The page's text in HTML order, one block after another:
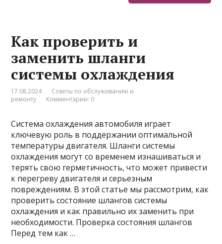
Как проверить и
заменить шланги
системы охлаждения
17.08.2024
Советы по обслуживанию и
ремонту
Комментарии: 0
Система охлаждения автомобиля играет
ключевую роль в поддержании оптимальной
температуры двигателя. Шланги системы
охлаждения могут со временем изнашиваться и
терять свою герметичность, что может привести
к перегреву двигателя и серьезным
повреждениям. В этой статье мы рассмотрим, как
проверить состояние шлангов системы
охлаждения и как правильно их заменить при
необходимости. Проверка состояния шлангов
Перед тем как …